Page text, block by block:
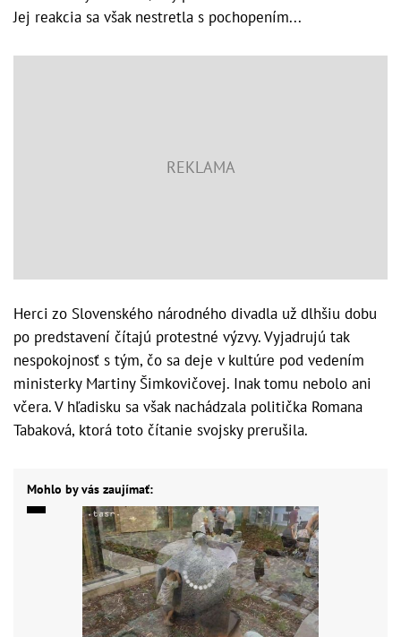
Jej reakcia sa však nestretla s pochopením...
Herci zo Slovenského národného divadla už dlhšiu dobu
po predstavení čítajú protestné výzvy. Vyjadrujú tak
nespokojnosť s tým, čo sa deje v kultúre pod vedením
ministerky Martiny Šimkovičovej. Inak tomu nebolo ani
včera. V hľadisku sa však nachádzala politička Romana
Tabaková, ktorá toto čítanie svojsky prerušila.
Mohlo by vás zaujímať: